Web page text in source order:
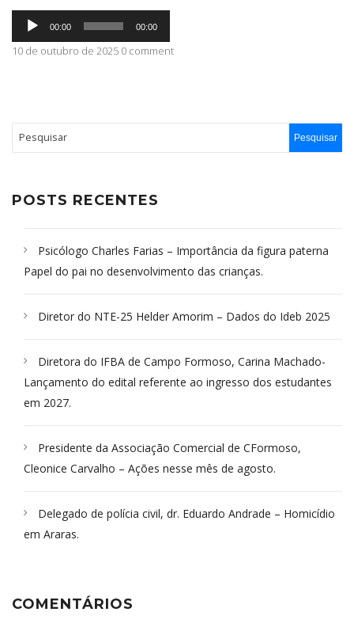
Tocador
áudio
00:00 00:00
10 de outubro de 2025 0 comment
POSTS RECENTES
Psicólogo Charles Farias – Importância da figura paterna
Papel do pai no desenvolvimento das crianças.
Diretor do NTE-25 Helder Amorim – Dados do Ideb 2025
Diretora do IFBA de Campo Formoso, Carina Machado-
Lançamento do edital referente ao ingresso dos estudantes
em 2027.
Presidente da Associação Comercial de CFormoso,
Cleonice Carvalho – Ações nesse mês de agosto.
Delegado de polícia civil, dr. Eduardo Andrade – Homicídio
em Araras.
COMENTÁRIOS